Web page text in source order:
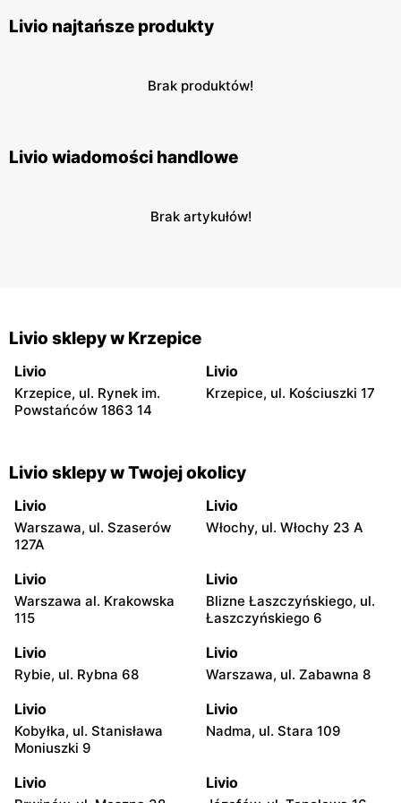
Livio najtańsze produkty
Brak produktów!
Livio wiadomości handlowe
Brak artykułów!
Livio sklepy w Krzepice
Livio
Krzepice, ul. Rynek im.
Powstańców 1863 14
Livio
Krzepice, ul. Kościuszki 17
Livio sklepy w Twojej okolicy
Livio
Warszawa, ul. Szaserów
127A
Livio
Włochy, ul. Włochy 23 A
Livio
Warszawa al. Krakowska
115
Livio
Blizne Łaszczyńskiego, ul.
Łaszczyńskiego 6
Livio
Rybie, ul. Rybna 68
Livio
Warszawa, ul. Zabawna 8
Livio
Kobyłka, ul. Stanisława
Moniuszki 9
Livio
Nadma, ul. Stara 109
Livio Livio